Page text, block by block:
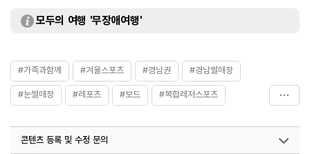
모두의 여행 '무장애여행'
#가족과함께 #겨울스포츠 #경남권 #경남썰매장
#눈썰매장 #레포츠 #보드 #복합레저스포츠
#썰매장 #양산썰매장
콘텐츠 등록 및 수정 문의